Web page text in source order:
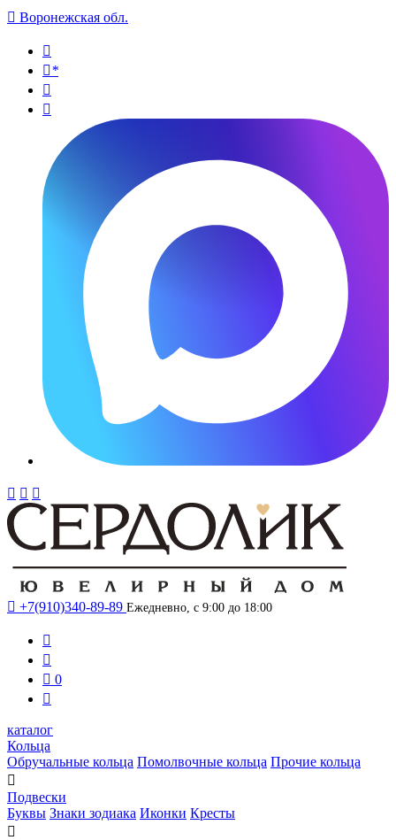
 Воронежская обл.

*


  
 +7(910)340-89-89 Ежедневно, с 9:00 до 18:00


 0

каталог
Кольца
Обручальные кольца Помолвочные кольца Прочие кольца

Подвески
Буквы Знаки зодиака Иконки Кресты
